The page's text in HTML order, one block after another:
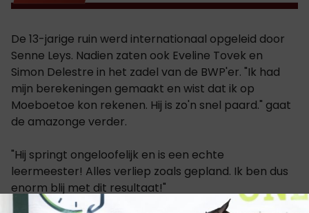
De 13-jarige ruin werd internationaal opgeleid door
Senne Leys. Nadien zaten ook Eveline Tovek en
Simon Delestre in het zadel van de BWP'er. "Ik had
mijn berekeningen gemaakt en wist dat ik op
Moeboetoe kon rekenen. Hij is zo'n snel paard." gaat
de amazonge verder.
"Hij springt ongeloofelijk en is een echte
leermeester! Alles verliep zoals gepland. Ik ben dus
enorm blij met dit resultaat!"